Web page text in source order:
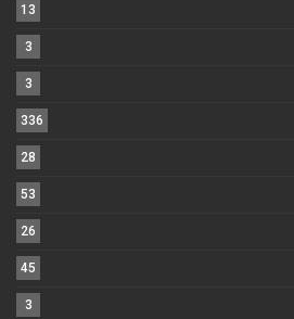
13
3
3
336
28
53
26
45
3